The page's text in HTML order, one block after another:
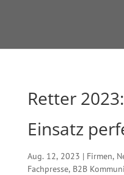
Retter
Einsatz
Aug. 12, 2023 | Firmen,
Fachpresse, B2B